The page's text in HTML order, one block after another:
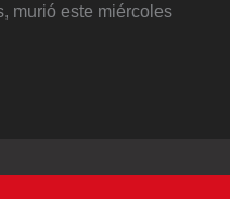
murió este miércoles